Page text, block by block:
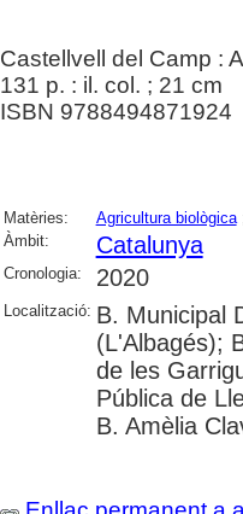
Castellvell del Camp :
131 p. : il. col. ; 21 cm
ISBN 9788494871924
Matèries: Agricultura biològica
Àmbit:
Catalunya
Cronologia: 2020
Localització: B. Municipal
(L'Albagés);
de les
Pública de
B. Amèlia